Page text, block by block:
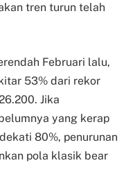
tren turun telah
Februari lalu,
53% dari rekor
Jika
yang kerap
80%, penurunan
pola klasik bear